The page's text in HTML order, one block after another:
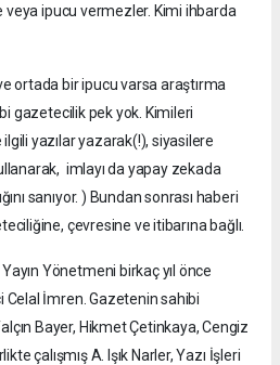
veya ipucu vermezler. Kimi ihbarda
ortada bir ipucu varsa araştırma
gazetecilik pek yok. Kimileri
yazılar yazarak(!), siyasilere
imlayı da yapay zekada
sanıyor. ) Bundan sonrası haberi
çevresine ve itibarına bağlı.
Yönetmeni birkaç yıl önce
İmren. Gazetenin sahibi
Bayer, Hikmet Çetinkaya, Cengiz
çalışmış A. Işık Narler, Yazı İşleri